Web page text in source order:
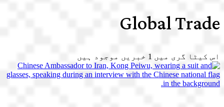
Global Trade
اس کیٹا گری میں 1 خبریں موجود ہیں